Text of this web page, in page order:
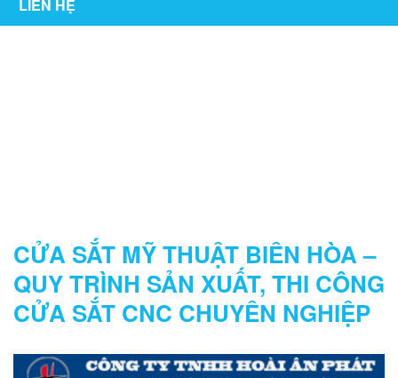
LIÊN HỆ
CỬA SẮT MỸ THUẬT BIÊN HÒA –
QUY TRÌNH SẢN XUẤT, THI CÔNG
CỬA SẮT CNC CHUYÊN NGHIỆP